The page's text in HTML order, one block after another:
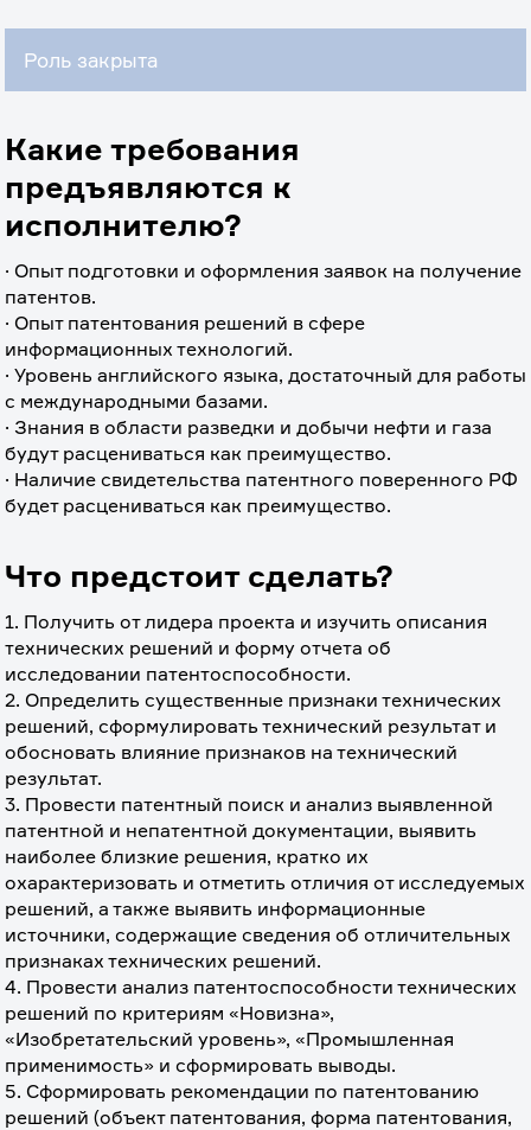
Роль закрыта
Какие требования
предъявляются к
исполнителю?
· Опыт подготовки и оформления заявок на получение
патентов.
· Опыт патентования решений в сфере
информационных технологий.
· Уровень английского языка, достаточный для работы
с международными базами.
· Знания в области разведки и добычи нефти и газа
будут расцениваться как преимущество.
· Наличие свидетельства патентного поверенного РФ
будет расцениваться как преимущество.
Что предстоит сделать?
1. Получить от лидера проекта и изучить описания
технических решений и форму отчета об
исследовании патентоспособности.
2. Определить существенные признаки технических
решений, сформулировать технический результат и
обосновать влияние признаков на технический
результат.
3. Провести патентный поиск и анализ выявленной
патентной и непатентной документации, выявить
наиболее близкие решения, кратко их
охарактеризовать и отметить отличия от исследуемых
решений, а также выявить информационные
источники, содержащие сведения об отличительных
признаках технических решений.
4. Провести анализ патентоспособности технических
решений по критериям «Новизна»,
«Изобретательский уровень», «Промышленная
применимость» и сформировать выводы.
5. Сформировать рекомендации по патентованию
решений (объект патентования, форма патентования,